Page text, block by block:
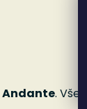
Andante.